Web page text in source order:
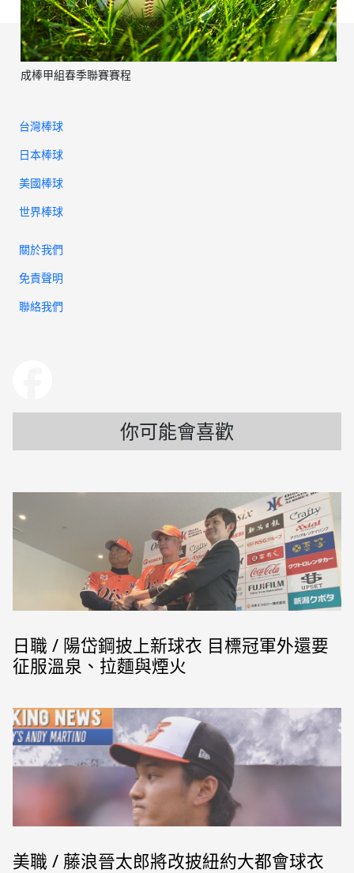
成棒甲組春季聯賽賽程
台灣棒球
日本棒球
美國棒球
世界棒球
關於我們
免責聲明
聯絡我們
你可能會喜歡
日職 / 陽岱鋼披上新球衣 目標冠軍外還要
征服溫泉、拉麵與煙火
美職 / 藤浪晉太郎將改披紐約大都會球衣